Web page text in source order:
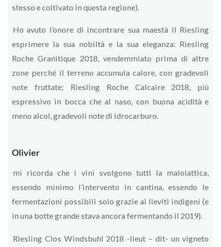
stesso e coltivato in questa regione).
Ho avuto l’onore di incontrare sua maestà il Riesling
esprimere la sua nobiltà e la sua eleganza: Riesling
Roche Granitique 2018, vendemmiato prima di altre
zone perché il terreno accumula calore, con gradevoli
note fruttate; Riesling Roche Calcaire 2018, più
espressivo in bocca che al naso, con buona acidità e
meno alcol, gradevoli note di idrocarburo.
Olivier
mi ricorda che i vini svolgono tutti la malolattica,
essendo minimo l’intervento in cantina, essendo le
fermentazioni possibili solo grazie ai lieviti indigeni (e
in una botte grande stava ancora fermentando il 2019).
Riesling Clos Windsbuhl 2018 -lieut – dit- un vigneto